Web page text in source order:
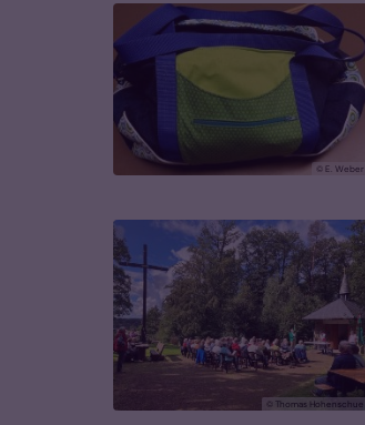
© E. Weber
© Thomas Hohenschue